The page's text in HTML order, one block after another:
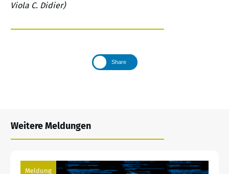
Viola C. Didier)
Share
Weitere Meldungen
Meldung